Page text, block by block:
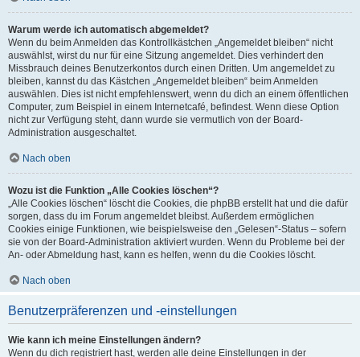
Warum werde ich automatisch abgemeldet?
Wenn du beim Anmelden das Kontrollkästchen „Angemeldet bleiben“ nicht
auswählst, wirst du nur für eine Sitzung angemeldet. Dies verhindert den
Missbrauch deines Benutzerkontos durch einen Dritten. Um angemeldet zu
bleiben, kannst du das Kästchen „Angemeldet bleiben“ beim Anmelden
auswählen. Dies ist nicht empfehlenswert, wenn du dich an einem öffentlichen
Computer, zum Beispiel in einem Internetcafé, befindest. Wenn diese Option
nicht zur Verfügung steht, dann wurde sie vermutlich von der Board-
Administration ausgeschaltet.
Nach oben
Wozu ist die Funktion „Alle Cookies löschen“?
„Alle Cookies löschen“ löscht die Cookies, die phpBB erstellt hat und die dafür
sorgen, dass du im Forum angemeldet bleibst. Außerdem ermöglichen
Cookies einige Funktionen, wie beispielsweise den „Gelesen“-Status – sofern
sie von der Board-Administration aktiviert wurden. Wenn du Probleme bei der
An- oder Abmeldung hast, kann es helfen, wenn du die Cookies löscht.
Nach oben
Benutzerpräferenzen und -einstellungen
Wie kann ich meine Einstellungen ändern?
Wenn du dich registriert hast, werden alle deine Einstellungen in der